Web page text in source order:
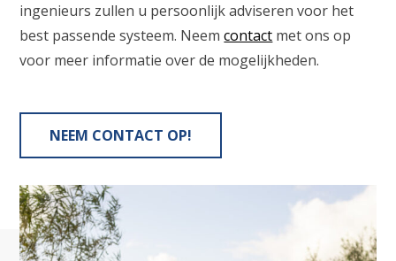
ingenieurs zullen u persoonlijk adviseren voor het
best passende systeem. Neemcontact met ons op
voor meer informatie over de mogelijkheden.
NEEM CONTACT OP!